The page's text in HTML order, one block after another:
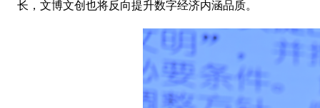
长 ， 文博文创也将反向提升数字经济内涵品质。